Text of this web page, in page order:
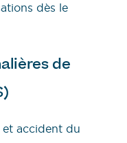
dès le
de
et accident du